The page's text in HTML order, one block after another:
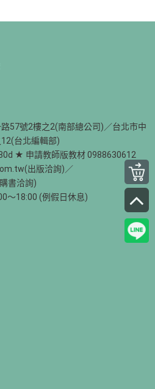
57號2樓之2(南部總公司)／台北市中
台北編輯部)
★ 申請教師版教材 0988630612
出版洽詢)／
書洽詢)
～18:00 (例假日休息)